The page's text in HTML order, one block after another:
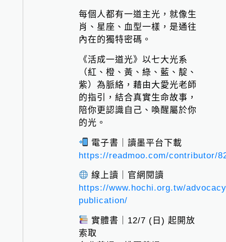
每個人都有一道主光，就像生
肖、星座、血型一樣，是通往
內在的獨特密碼。
《活成一道光》以七大光系
（紅、橙、黃、綠、藍、靛、
紫）為脈絡，藉由大愛光老師
的指引，結合真實生命故事，
陪你更認識自己、喚醒屬於你
的光。
電子書｜讀墨平台下載
https://readmoo.com/contributor/
線上讀｜官網閱讀
https://www.hochi.org.tw/
publication/
實體書｜12/7 (日) 起開放
索取